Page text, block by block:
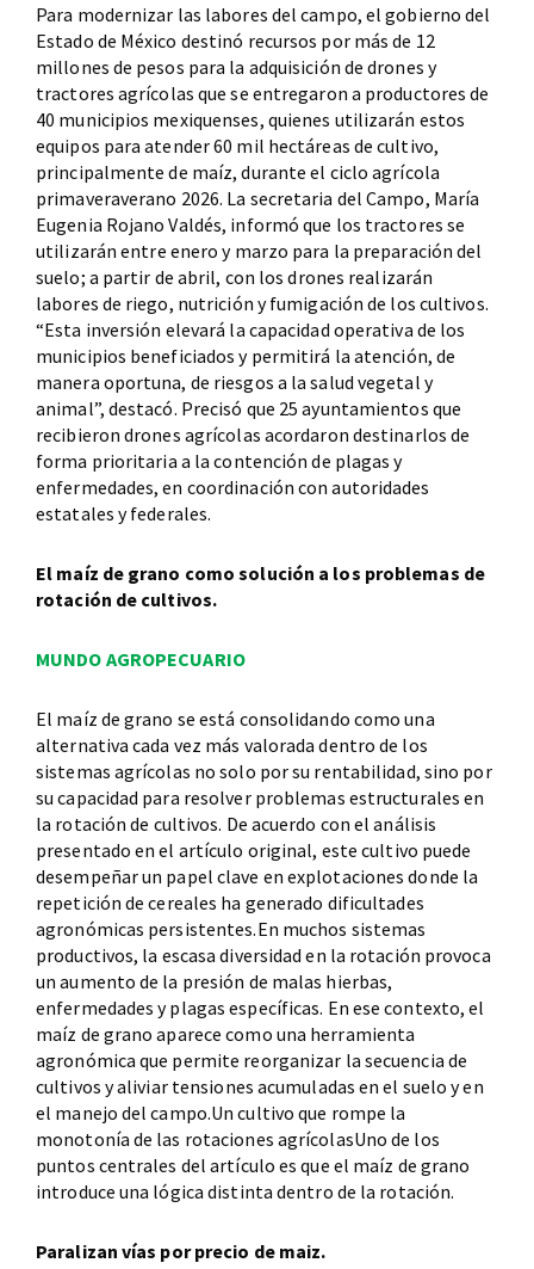
Para modernizar las labores del campo, el gobierno del
Estado de México destinó recursos por más de 12
millones de pesos para la adquisición de drones y
tractores agrícolas que se entregaron a productores de
40 municipios mexiquenses, quienes utilizarán estos
equipos para atender 60 mil hectáreas de cultivo,
principalmente de maíz, durante el ciclo agrícola
primaveraverano 2026. La secretaria del Campo, María
Eugenia Rojano Valdés, informó que los tractores se
utilizarán entre enero y marzo para la preparación del
suelo; a partir de abril, con los drones realizarán
labores de riego, nutrición y fumigación de los cultivos.
“Esta inversión elevará la capacidad operativa de los
municipios beneficiados y permitirá la atención, de
manera oportuna, de riesgos a la salud vegetal y
animal”, destacó. Precisó que 25 ayuntamientos que
recibieron drones agrícolas acordaron destinarlos de
forma prioritaria a la contención de plagas y
enfermedades, en coordinación con autoridades
estatales y federales.
El maíz de grano como solución a los problemas de
rotación de cultivos.
MUNDO AGROPECUARIO
El maíz de grano se está consolidando como una
alternativa cada vez más valorada dentro de los
sistemas agrícolas no solo por su rentabilidad, sino por
su capacidad para resolver problemas estructurales en
la rotación de cultivos. De acuerdo con el análisis
presentado en el artículo original, este cultivo puede
desempeñar un papel clave en explotaciones donde la
repetición de cereales ha generado dificultades
agronómicas persistentes.En muchos sistemas
productivos, la escasa diversidad en la rotación provoca
un aumento de la presión de malas hierbas,
enfermedades y plagas específicas. En ese contexto, el
maíz de grano aparece como una herramienta
agronómica que permite reorganizar la secuencia de
cultivos y aliviar tensiones acumuladas en el suelo y en
el manejo del campo.Un cultivo que rompe la
monotonía de las rotaciones agrícolasUno de los
puntos centrales del artículo es que el maíz de grano
introduce una lógica distinta dentro de la rotación.
Paralizan vías por precio de maiz.